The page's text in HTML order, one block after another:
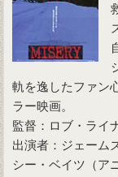
軌を逸したファン
ラー映画。
監督：ロブ・ラ
出演者：ジェーム
シー・ベイツ（ア